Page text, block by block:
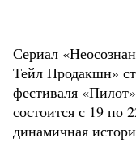
Сериал
Тейл Продакшн»
фестиваля
состоится с 19 по
динамичная